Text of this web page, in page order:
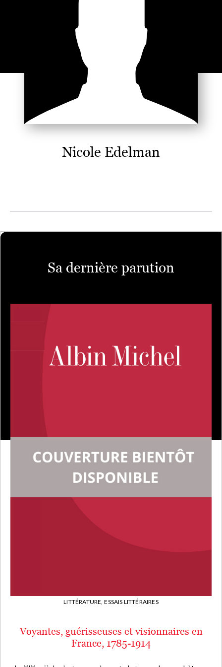
Nicole Edelman
Sa dernière parution
LITTÉRATURE, ESSAIS LITTÉRAIRES
Voyantes, guérisseuses et visionnaires en
France, 1785-1914